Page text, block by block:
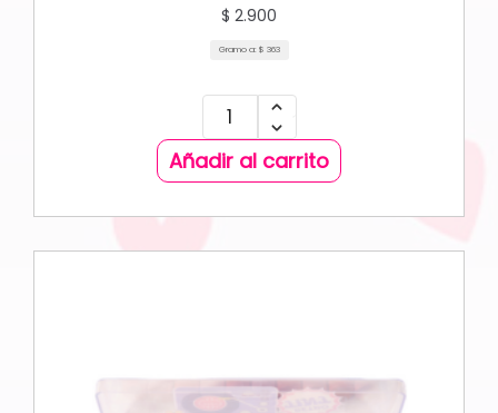
$ 2.900
Gramo a: $ 363
Añadir al carrito